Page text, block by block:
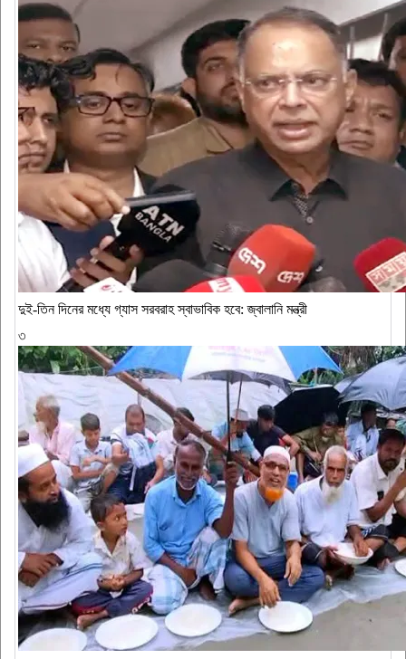
দুই-তিন দিনের মধ্যে গ্যাস সরবরাহ স্বাভাবিক হবে: জ্বালানি মন্ত্রী
৩